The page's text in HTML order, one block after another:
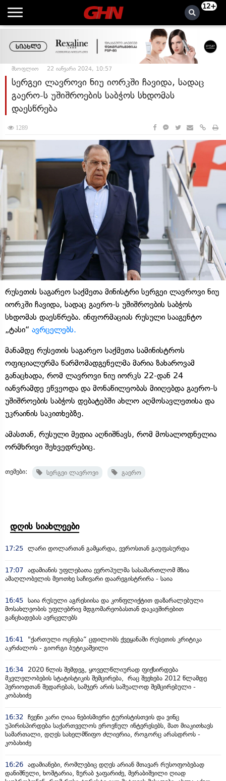
12+
მსოფლიო 22 იანვარი 2024, 10:57
სერგეი ლავროვი ნიუ იორკში ჩავიდა, სადაც
გაერო-ს უშიშროების საბჭოს სხდომას
დაესწრება
1289
რუსეთის საგარეო საქმეთა მინისტრი სერგეი ლავროვი ნიუ
იორკში ჩავიდა, სადაც გაერო-ს უშიშროების საბჭოს
სხდომას დაესწრება. ინფორმაციას რუსული სააგენტო
„ტასი“ ავრცელებს.
მანამდე რუსეთის საგარეო საქმეთა სამინისტროს
ოფიციალურმა წარმომადგენელმა მარია ზახაროვამ
განაცხადა, რომ ლავროვი ნიუ იორკს 22-დან 24
იანვრამდე ეწვეოდა და მონაწილეობას მიიღებდა გაერო-ს
უშიშროების საბჭოს დებატებში ახლო აღმოსავლეთისა და
უკრაინის საკითხებზე.
ამასთან, რუსული მედია აღნიშნავს, რომ მოსალოდნელია
ორმხრივი შეხვედრებიც.
თემები: სერგეი ლავროვი გაერო
დღის სიახლეები
17:25 ლარი დოლართან გამყარდა, ევროსთან გაუფასურდა
17:07 ადამიანის უფლებათა ევროპულმა სასამართლომ მზია
ამაღლობელის მეოთხე საჩივარი დაარეგისტრირა - საია
16:45 საია რუსული აგრესიისა და კონფლიქტით დაზარალებული
მოსახლეობის უფლებრივ მდგომარეობასთან დაკავშირებით
განცხადებას ავრცელებს
16:41
"ქართული ოცნება“ ცდილობს ქვეყანაში რუსეთის კრიტიკა
აკრძალოს - გიორგი ბუტიკაშვილი
16:34
2020 წლის შემდეგ, ყოველწლიურად ფიქსირდება
მკვლელობების სტატისტიკის შემცირება, რაც შეეხება 2012 წლამდე
პერიოდთან შედარებას, სამჯერ არის საშუალოდ შემცირებული -
კობახიძე
16:32
ჩვენი კარი ღიაა ნებისმიერი ტურისტისთვის და ვინც
უპირისპირდება საქართველოს ეროვნულ ინტერესებს, მათ მიაკითხავს
სამართალი, დღეს სახელმწიფო ძლიერია, როგორც არასდროს -
კობახიძე
16:26 ადამიანები, რომლებიც დღეს არიან მთავარ რუსოფობებად
დანიშნული, ხოშტარია, ზურაბ ჯაფარიძე, მერაბიშვილი ღიად